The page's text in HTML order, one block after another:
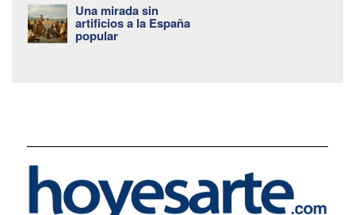
Una mirada sin
artificios a la España
popular